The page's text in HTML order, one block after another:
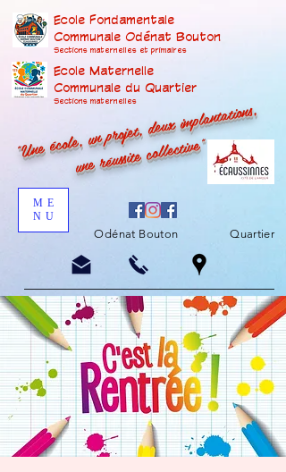
Ecole Fondamentale
Communale Odénat Bouton
Sections maternelles et primaires
Ecole Maternelle
Communale du Quartier
Sections maternelles
"Une école, un projet, deux implantations,
une réussite collective"
ME
NU
Odénat Bouton Quartier